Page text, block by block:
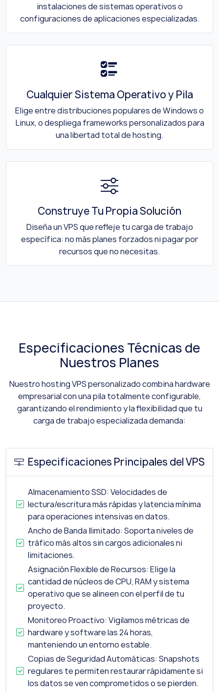
instalaciones de sistemas operativos o
configuraciones de aplicaciones especializadas.
Cualquier Sistema Operativo y Pila
Elige entre distribuciones populares de Windows o
Linux, o despliega frameworks personalizados para
una libertad total de hosting.
Construye Tu Propia Solución
Diseña un VPS que refleje tu carga de trabajo
específica: no más planes forzados ni pagar por
recursos que no necesitas.
Especificaciones Técnicas de
Nuestros Planes
Nuestro hosting VPS personalizado combina hardware
empresarial con una pila totalmente configurable,
garantizando el rendimiento y la flexibilidad que tu
carga de trabajo especializada demanda:
Especificaciones Principales del VPS
Almacenamiento SSD: Velocidades de
lectura/escritura más rápidas y latencia mínima
para operaciones intensivas en datos.
Ancho de Banda Ilimitado: Soporta niveles de
tráfico más altos sin cargos adicionales ni
limitaciones.
Asignación Flexible de Recursos: Elige la
cantidad de núcleos de CPU, RAM y sistema
operativo que se alineen con el perfil de tu
proyecto.
Monitoreo Proactivo: Vigilamos métricas de
hardware y software las 24 horas,
manteniendo un entorno estable.
Copias de Seguridad Automáticas: Snapshots
regulares te permiten restaurar rápidamente si
los datos se ven comprometidos o se pierden.